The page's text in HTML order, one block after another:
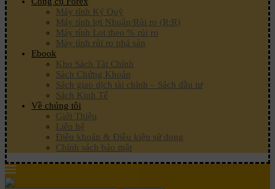
Máy tính Ký Quỹ
Máy tính lợi Nhuận/Rủi ro (R:R)
Máy tính Lot theo % rủi ro
Máy tính rủi ro phá sản
Ebook
Kho Sách Tài Chính
Sách Chứng Khoán
Sách giao dịch tài chính – Sách đầu tư
Sách Kinh Tế
Về chúng tôi
Giới Thiệu
Liên hệ
Điều khoản & Điều kiện sử dụng
Chính sách bảo mật